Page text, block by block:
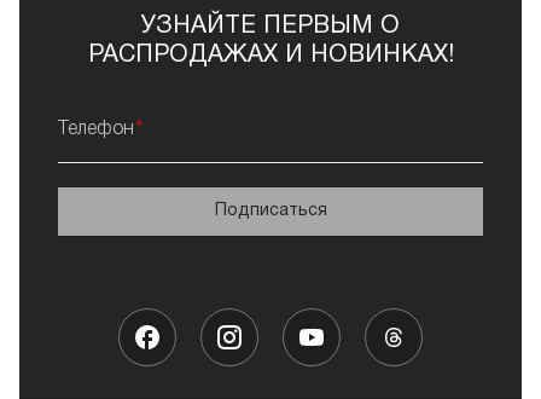
УЗНАЙТЕ ПЕРВЫМ О
РАСПРОДАЖАХ И НОВИНКАХ!
Телефон
Подписаться